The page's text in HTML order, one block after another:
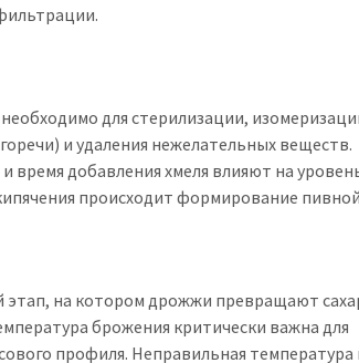
необходимо для стерилизации,
и удаления нежелательных веществ.
время добавления хмеля влияют на
происходит формирование
этап, на котором дрожжи превращают
брожения критически важна для
профиля. Неправильная